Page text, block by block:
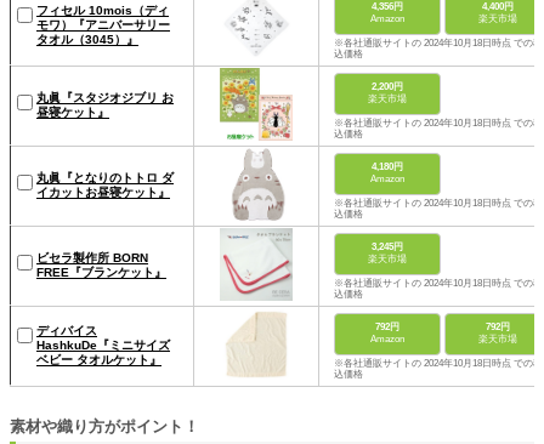
フィセル 10mois（ディ
モワ）『アニバーサリー
タオル（3045）』
4,356円
Amazon
4,400円
楽天市場
※各社通販サイトの 2024年10月18日時点 での税
込価格
丸眞『スタジオジブリ お
昼寝ケット』
2,200円
楽天市場
※各社通販サイトの 2024年10月18日時点 での税
込価格
丸眞『となりのトトロ ダ
イカットお昼寝ケット』
4,180円
Amazon
※各社通販サイトの 2024年10月18日時点 での税
込価格
ビセラ製作所 BORN
FREE『ブランケット』
3,245円
楽天市場
※各社通販サイトの 2024年10月18日時点 での税
込価格
ディバイス
HashkuDe『ミニサイズ
ベビー タオルケット』
792円
Amazon
792円
楽天市場
※各社通販サイトの 2024年10月18日時点 での税
込価格
素材や織り方がポイント！